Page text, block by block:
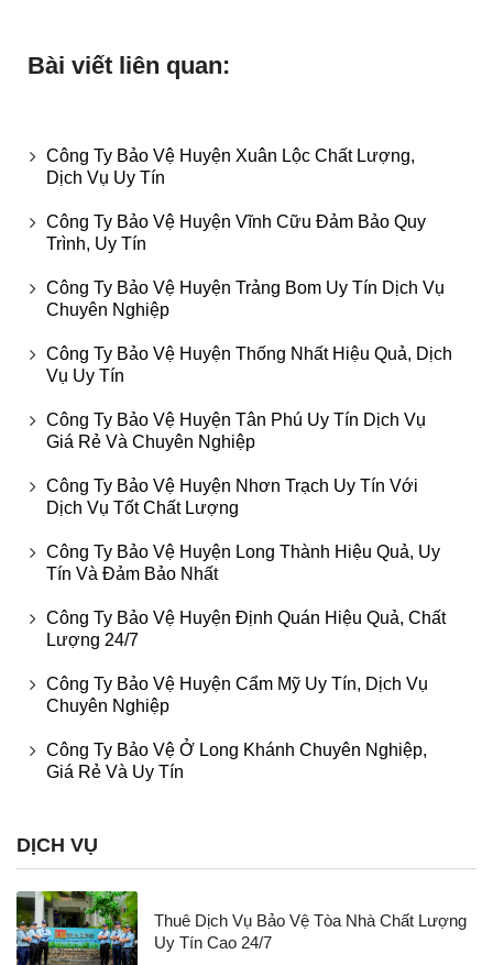
Bài viết liên quan:
Công Ty Bảo Vệ Huyện Xuân Lộc Chất Lượng,
Dịch Vụ Uy Tín
Công Ty Bảo Vệ Huyện Vĩnh Cữu Đảm Bảo Quy
Trình, Uy Tín
Công Ty Bảo Vệ Huyện Trảng Bom Uy Tín Dịch Vụ
Chuyên Nghiệp
Công Ty Bảo Vệ Huyện Thống Nhất Hiệu Quả, Dịch
Vụ Uy Tín
Công Ty Bảo Vệ Huyện Tân Phú Uy Tín Dịch Vụ
Giá Rẻ Và Chuyên Nghiệp
Công Ty Bảo Vệ Huyện Nhơn Trạch Uy Tín Với
Dịch Vụ Tốt Chất Lượng
Công Ty Bảo Vệ Huyện Long Thành Hiệu Quả, Uy
Tín Và Đảm Bảo Nhất
Công Ty Bảo Vệ Huyện Định Quán Hiệu Quả, Chất
Lượng 24/7
Công Ty Bảo Vệ Huyện Cẩm Mỹ Uy Tín, Dịch Vụ
Chuyên Nghiệp
Công Ty Bảo Vệ Ở Long Khánh Chuyên Nghiệp,
Giá Rẻ Và Uy Tín
DỊCH VỤ
Thuê Dịch Vụ Bảo Vệ Tòa Nhà Chất Lượng
Uy Tín Cao 24/7